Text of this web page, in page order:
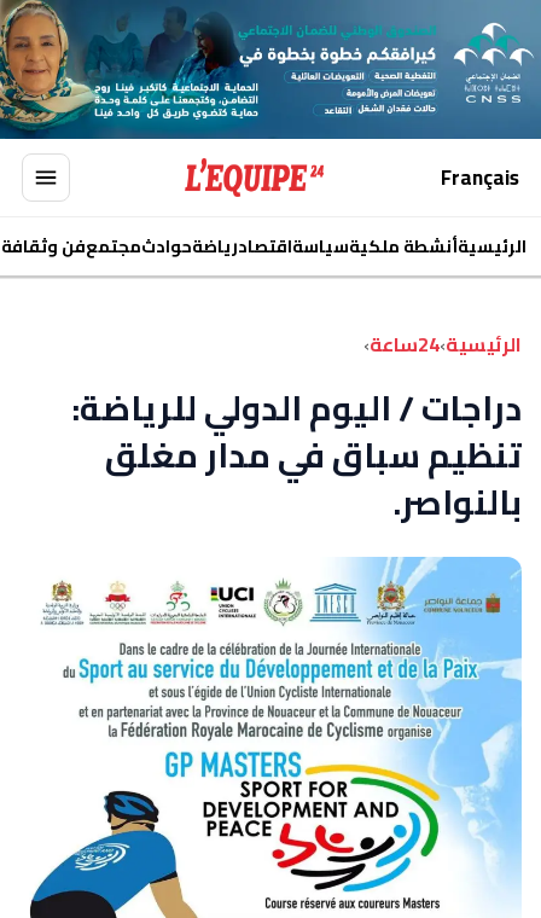
Français
الرئيسيةأنشطة ملكيةسياسةاقتصادرياضةحوادثمجتمعفن وثقافة
الرئيسية›24ساعة ›
دراجات / اليوم الدولي للرياضة:
تنظيم سباق في مدار مغلق
بالنواصر.